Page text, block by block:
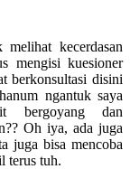
kecerdasan
mengisi kuesioner
berkonsultasi disini
ngantuk saya
bergoyang dan
Oh iya, ada juga
juga bisa mencoba
terus tuh.